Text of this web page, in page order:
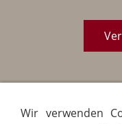
Wir verwenden